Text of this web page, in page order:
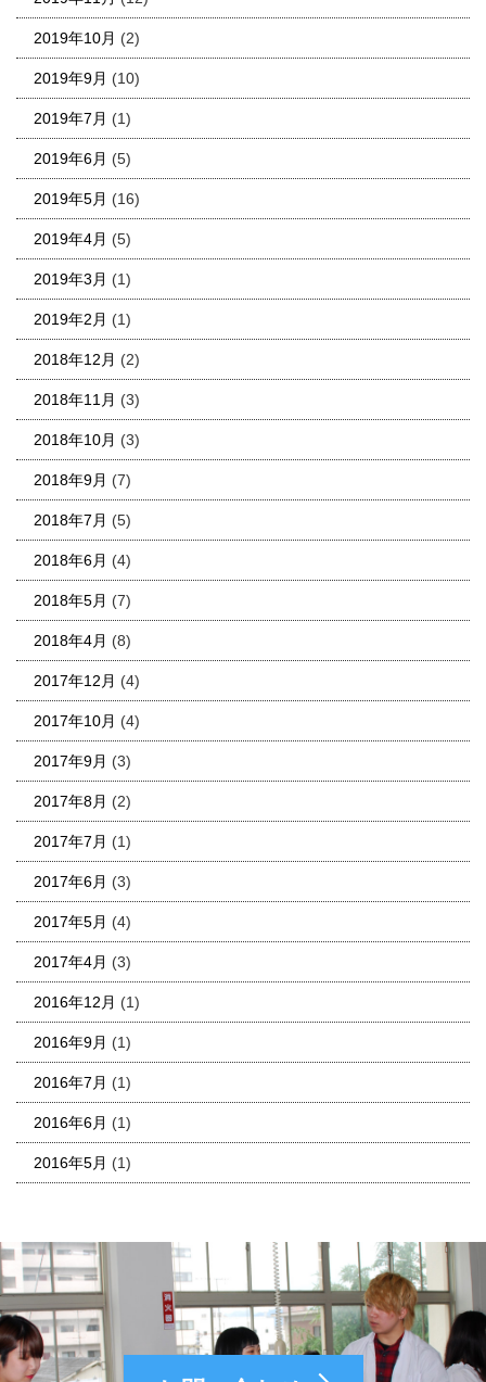
2019年10月 (2)
2019年9月 (10)
2019年7月 (1)
2019年6月 (5)
2019年5月 (16)
2019年4月 (5)
2019年3月 (1)
2019年2月 (1)
2018年12月 (2)
2018年11月 (3)
2018年10月 (3)
2018年9月 (7)
2018年7月 (5)
2018年6月 (4)
2018年5月 (7)
2018年4月 (8)
2017年12月 (4)
2017年10月 (4)
2017年9月 (3)
2017年8月 (2)
2017年7月 (1)
2017年6月 (3)
2017年5月 (4)
2017年4月 (3)
2016年12月 (1)
2016年9月 (1)
2016年7月 (1)
2016年6月 (1)
2016年5月 (1)